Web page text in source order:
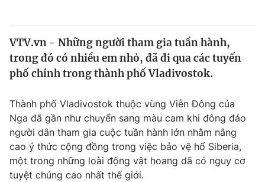
Thế giới
Thế giới đó đây
Câu chuyện quốc tế
Kinh tế
Tài chính
Thị trường
Góc doanh nghiệp
Dữ liệu và đời sống
Truyền hình
VTV.vn - Những người tham gia tuần hành,
trong đó có nhiều em nhỏ, đã đi qua các tuyến
phố chính trong thành phố Vladivostok.
Thành phố Vladivostok thuộc vùng Viễn Đông của
Nga đã gần như chuyển sang màu cam khi đông đảo
người dân tham gia cuộc tuần hành lớn nhằm nâng
cao ý thức cộng đồng trong việc bảo vệ hổ Siberia,
một trong những loài động vật hoang dã có nguy cơ
tuyệt chủng cao nhất thế giới.